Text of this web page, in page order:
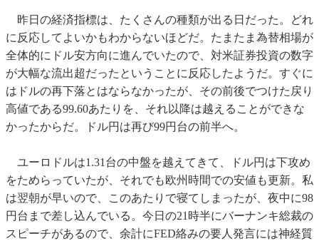
昨日の経済指標は、たくさんの種類が出る日だった。どれ
に反応してよいかもわからないほどだ。たまたま為替相場が
全体的にドル安方向に進んでいたので、対米証券投資の数字
が大幅な流出超だったということに反応したようだ。すぐに
はドルの再下落とはならなかったが、その前後でつけた戻り
高値である99.60あたりを、それ以降は越えることができな
かったからだ。ドル円は再び99円台の前半へ。
ユーロドルは1.31台の中盤を越えてきて、ドル円は下攻め
をためらっていたが、それでも欧州時間での安値も更新。私
は翌朝が早いので、このあたりで寝てしまったが、夜中に98
円台まで差し込んでいる。今日の21時半にバーナンキ総裁の
スピーチがあるので、余計にFED絡みの要人発言には神経質